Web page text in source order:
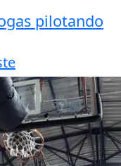
pilotando